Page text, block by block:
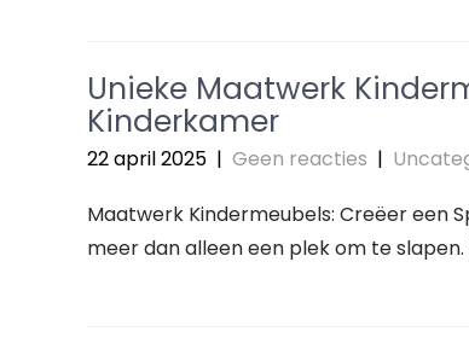
Unieke Maatwerk
Kinderkamer
22 april 2025 | Geen reacties |
Maatwerk Kindermeubels: Creëer een
meer dan alleen een plek om te